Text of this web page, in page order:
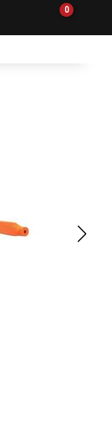
0
Reservdelar